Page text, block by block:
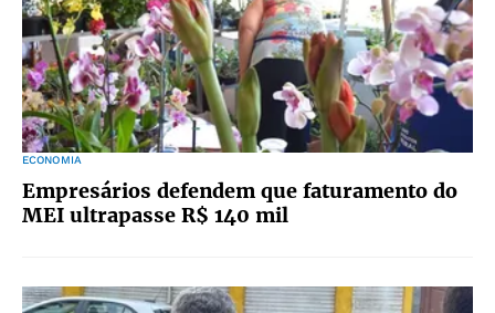
ECONOMIA
Empresários defendem que faturamento do
MEI ultrapasse R$ 140 mil